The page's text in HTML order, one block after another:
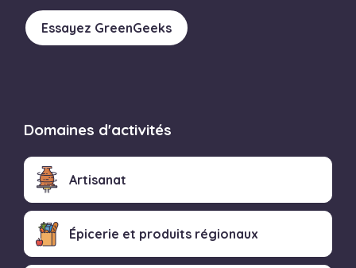
Essayez GreenGeeks
Domaines d'activités
Artisanat
Épicerie et produits régionaux